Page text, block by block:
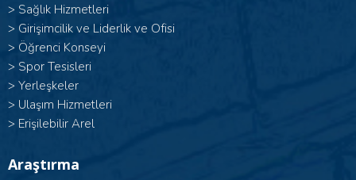
> Sağlık Hizmetleri
> Girişimcilik ve Liderlik ve Ofisi
> Öğrenci Konseyi
> Spor Tesisleri
> Yerleşkeler
> Ulaşım Hizmetleri
> Erişilebilir Arel
Araştırma